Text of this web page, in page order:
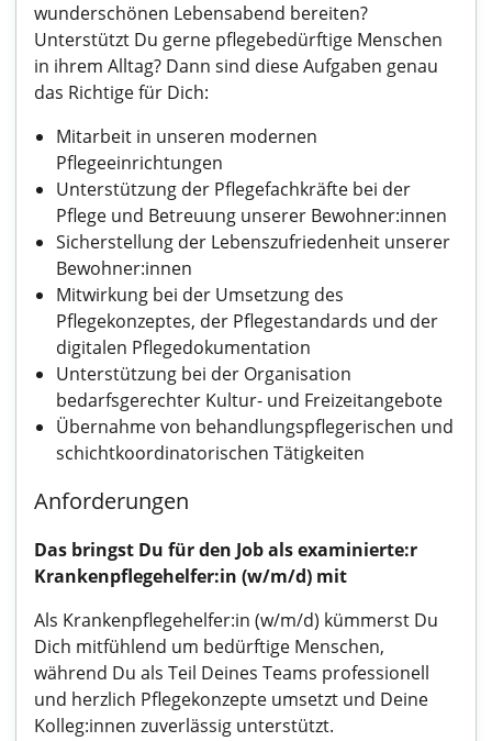
wunderschönen Lebensabend bereiten?
Unterstützt Du gerne pflegebedürftige Menschen
in ihrem Alltag? Dann sind diese Aufgaben genau
das Richtige für Dich:
Mitarbeit in unseren modernen
Pflegeeinrichtungen
Unterstützung der Pflegefachkräfte bei der
Pflege und Betreuung unserer Bewohner:innen
Sicherstellung der Lebenszufriedenheit unserer
Bewohner:innen
Mitwirkung bei der Umsetzung des
Pflegekonzeptes, der Pflegestandards und der
digitalen Pflegedokumentation
Unterstützung bei der Organisation
bedarfsgerechter Kultur- und Freizeitangebote
Übernahme von behandlungspflegerischen und
schichtkoordinatorischen Tätigkeiten
Anforderungen
Das bringst Du für den Job als examinierte:r
Krankenpflegehelfer:in (w/m/d) mit
Als Krankenpflegehelfer:in (w/m/d) kümmerst Du
Dich mitfühlend um bedürftige Menschen,
während Du als Teil Deines Teams professionell
und herzlich Pflegekonzepte umsetzt und Deine
Kolleg:innen zuverlässig unterstützt.